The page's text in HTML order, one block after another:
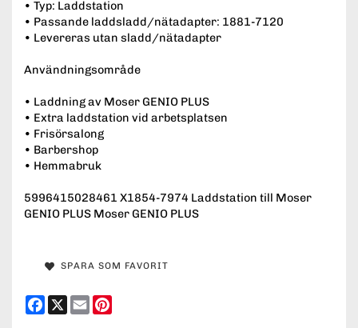
• Typ: Laddstation
• Passande laddsladd/nätadapter: 1881-7120
• Levereras utan sladd/nätadapter
Användningsområde
• Laddning av Moser GENIO PLUS
• Extra laddstation vid arbetsplatsen
• Frisörsalong
• Barbershop
• Hemmabruk
5996415028461 X1854-7974 Laddstation till Moser
GENIO PLUS Moser GENIO PLUS
SPARA SOM FAVORIT
Facebook
X Email